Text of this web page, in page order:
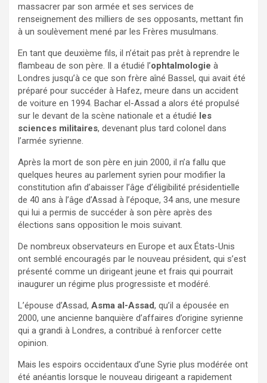
massacrer par son armée et ses services de
renseignement des milliers de ses opposants, mettant fin
à un soulèvement mené par les Frères musulmans.
En tant que deuxième fils, il n’était pas prêt à reprendre le
flambeau de son père. Il a étudié l’ophtalmologie à
Londres jusqu’à ce que son frère aîné Bassel, qui avait été
préparé pour succéder à Hafez, meure dans un accident
de voiture en 1994. Bachar el-Assad a alors été propulsé
sur le devant de la scène nationale et a étudié les
sciences militaires, devenant plus tard colonel dans
l’armée syrienne.
Après la mort de son père en juin 2000, il n’a fallu que
quelques heures au parlement syrien pour modifier la
constitution afin d’abaisser l’âge d’éligibilité présidentielle
de 40 ans à l’âge d’Assad à l’époque, 34 ans, une mesure
qui lui a permis de succéder à son père après des
élections sans opposition le mois suivant.
De nombreux observateurs en Europe et aux États-Unis
ont semblé encouragés par le nouveau président, qui s’est
présenté comme un dirigeant jeune et frais qui pourrait
inaugurer un régime plus progressiste et modéré.
L’épouse d’Assad, Asma al-Assad, qu’il a épousée en
2000, une ancienne banquière d’affaires d’origine syrienne
qui a grandi à Londres, a contribué à renforcer cette
opinion.
Mais les espoirs occidentaux d’une Syrie plus modérée ont
été anéantis lorsque le nouveau dirigeant a rapidement